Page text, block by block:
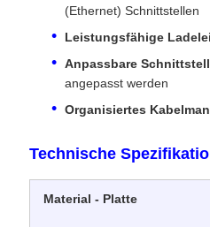
(Ethernet) Schnittstellen
Leistungsfähige
Anpassbare
angepasst werden
Organisiertes
Technische
Material - Platte